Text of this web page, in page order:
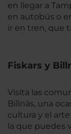
en llegar a
en autobús o
ir en tren, que
Fiskars y
Visita las
Billnäs, una
cultura y el
la que puedes